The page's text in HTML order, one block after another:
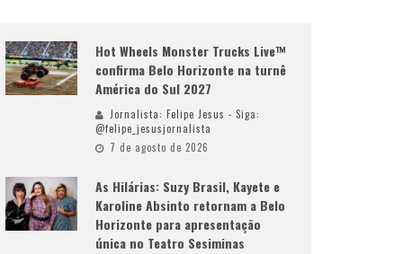
Hot Wheels Monster Trucks Live™
confirma Belo Horizonte na turnê
América do Sul 2027
Jornalista: Felipe Jesus - Siga:
@felipe_jesusjornalista
7 de agosto de 2026
As Hilárias: Suzy Brasil, Kayete e
Karoline Absinto retornam a Belo
Horizonte para apresentação
única no Teatro Sesiminas